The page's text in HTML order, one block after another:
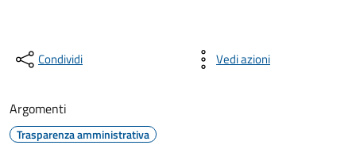
Condividi Vedi azioni
Argomenti
Trasparenza amministrativa